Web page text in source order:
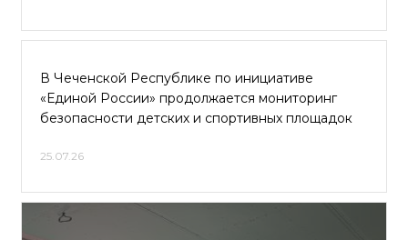
В Чеченской Республике по инициативе
«Единой России» продолжается мониторинг
безопасности детских и спортивных площадок
25.07.26